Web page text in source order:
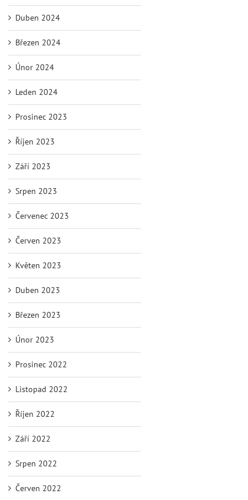
Duben 2024
Březen 2024
Únor 2024
Leden 2024
Prosinec 2023
Říjen 2023
Září 2023
Srpen 2023
Červenec 2023
Červen 2023
Květen 2023
Duben 2023
Březen 2023
Únor 2023
Prosinec 2022
Listopad 2022
Říjen 2022
Září 2022
Srpen 2022
Červen 2022